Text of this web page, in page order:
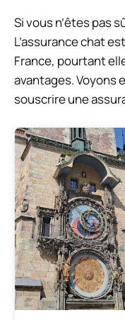
Si vous n’êtes pas
L’assurance chat
France, pourtant
avantages. Voyons
souscrire une